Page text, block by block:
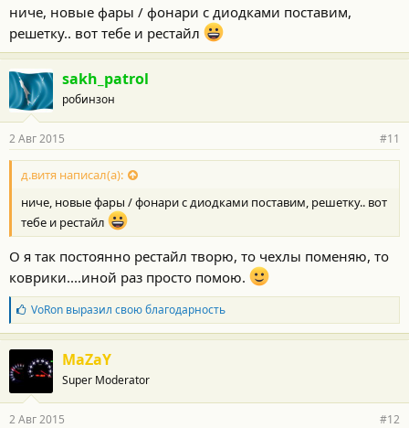
ниче, новые фары / фонари с диодками поставим,
решетку.. вот тебе и рестайл
sakh_patrol
робинзон
2 Авг 2015 #11
д.витя написал(а):
ниче, новые фары / фонари с диодками поставим, решетку.. вот
тебе и рестайл
О я так постоянно рестайл творю, то чехлы поменяю, то
коврики....иной раз просто помою.
Б
л
а
г
о
д
а
VoRonвыразил свою благодарность
MaZaY
Super Moderator
2 Авг 2015 #12